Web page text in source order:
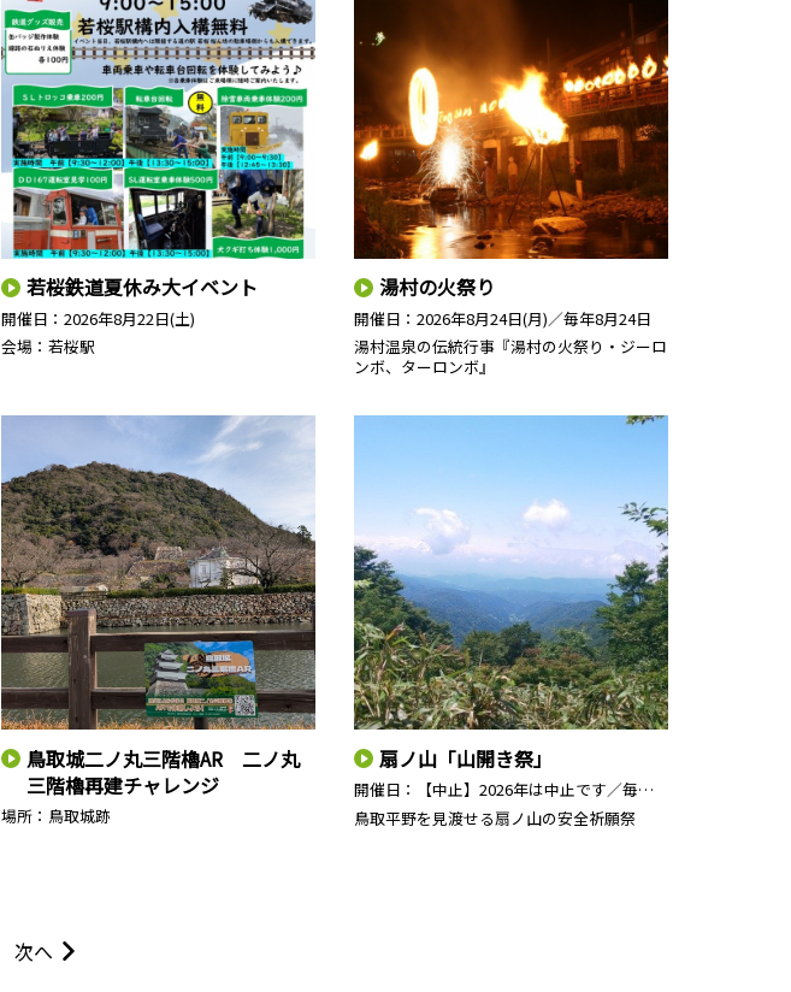
若桜鉄道夏休み大イベント
会場：若桜駅
開催日： 2026年8月22日(土)
湯村の火祭り
湯村温泉の伝統行事『湯村の火祭り・ジーロ
ンボ、ターロンボ』
開催日： 2026年8月24日(月)／毎年8月24日
鳥取城二ノ丸三階櫓AR 二ノ丸
三階櫓再建チャレンジ
場所：鳥取城跡
扇ノ山「山開き祭」
鳥取平野を見渡せる扇ノ山の安全祈願祭
開催日： 【中止】2026年は中止です／毎…
次へ